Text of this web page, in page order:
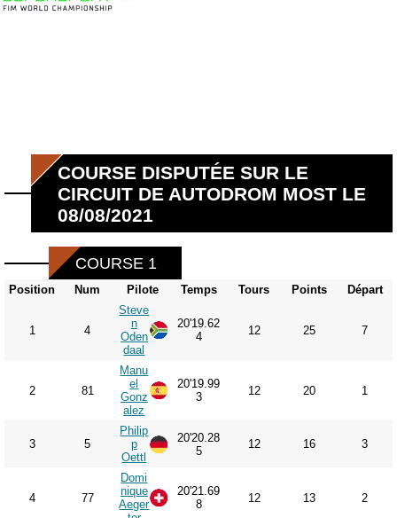
COURSE DISPUTÉE SUR LE
CIRCUIT DE AUTODROM MOST LE
08/08/2021
COURSE 1
Position Num Pilote Temps Tours Points Départ
1 4
Steve
n
Oden
daal
20'19.62
4
12 25 7
2 81
Manu
el
Gonz
alez
20'19.99
3
12 20 1
3 5
Philip
p
Oettl
20'20.28
5
12 16 3
4 77
Domi
nique
Aeger
20'21.69
8
12 13 2